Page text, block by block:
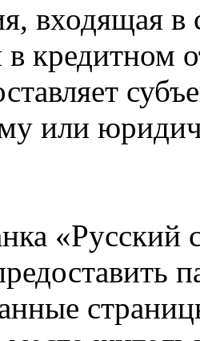
входящая в
в кредитном
или
«Русский